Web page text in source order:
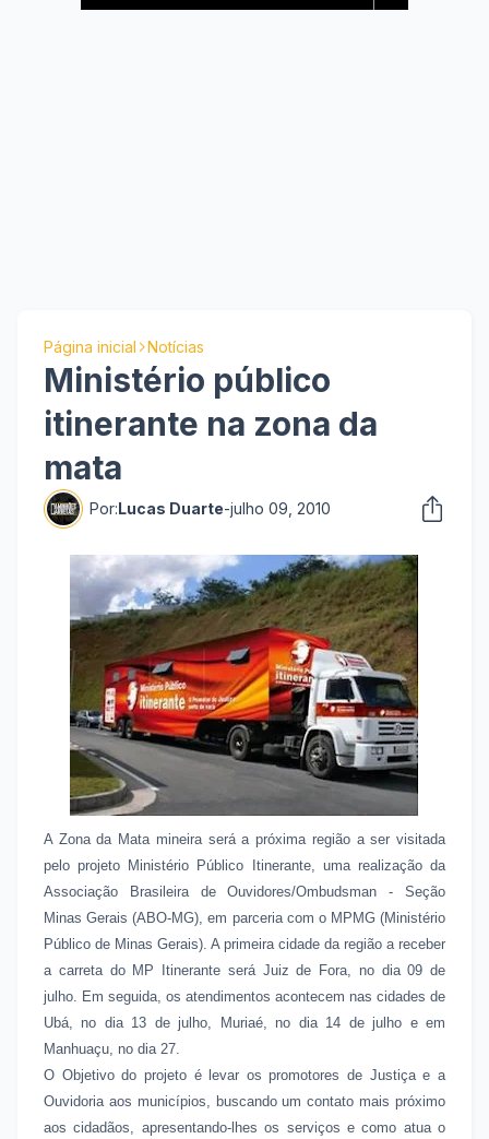
Página inicial Notícias
Ministério público
itinerante na zona da
mata
Por:Lucas Duarte-julho 09, 2010
A Zona da Mata mineira será a próxima região a ser visitada
pelo projeto Ministério Público Itinerante, uma realização da
Associação Brasileira de Ouvidores/Ombudsman - Seção
Minas Gerais (ABO-MG), em parceria com o MPMG (Ministério
Público de Minas Gerais). A primeira cidade da região a receber
a carreta do MP Itinerante será Juiz de Fora, no dia 09 de
julho. Em seguida, os atendimentos acontecem nas cidades de
Ubá, no dia 13 de julho, Muriaé, no dia 14 de julho e em
Manhuaçu, no dia 27.
O Objetivo do projeto é levar os promotores de Justiça e a
Ouvidoria aos municípios, buscando um contato mais próximo
aos cidadãos, apresentando-lhes os serviços e como atua o